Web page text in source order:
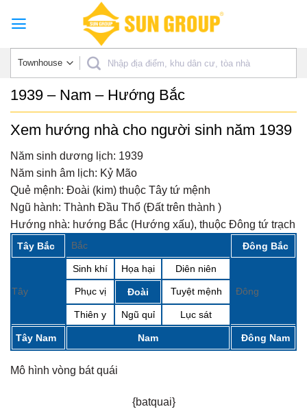
1939 – Nam – Hướng Bắc
Xem hướng nhà cho người sinh năm 1939
Năm sinh dương lịch: 1939
Năm sinh âm lịch: Kỷ Mão
Quẻ mệnh: Đoài (kim) thuộc Tây tứ mệnh
Ngũ hành: Thành Đầu Thổ (Đất trên thành )
Hướng nhà: hướng Bắc (Hướng xấu), thuộc Đông tứ trạch
Tây Bắc Bắc Đông Bắc
Tây
Sinh khí Họa hại Diên niên
Đông
Phục vị Đoài Tuyệt mệnh
Thiên y Ngũ quỉ Lục sát
Tây Nam Nam Đông Nam
Mô hình vòng bát quái
{batquai}